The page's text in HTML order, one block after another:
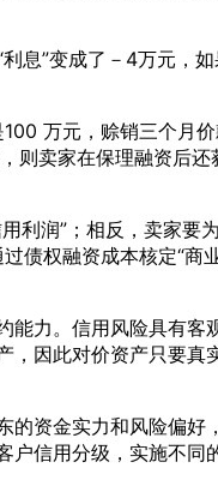
息”变成了－4万元，
万元，赊销三个月
则卖家在保理融资后还
利润”；相反，卖家要
债权融资成本核定“商
能力。信用风险具有客
，因此对价资产只要真
的资金实力和风险偏好
户信用分级，实施不同